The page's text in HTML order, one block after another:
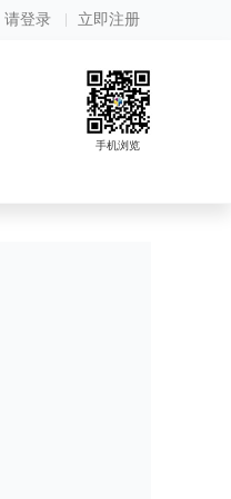
请登录 立即注册
手机浏览